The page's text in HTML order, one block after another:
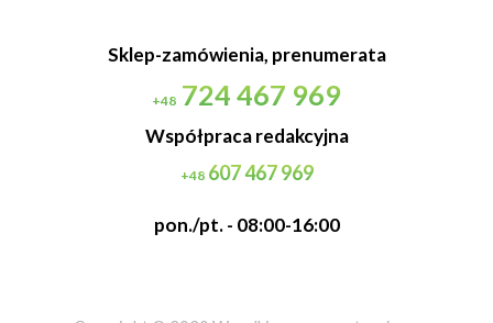
Sklep-zamówienia, prenumerata
+48 724 467 969
Współpraca redakcyjna
+48607 467 969
pon./pt. - 08:00-16:00